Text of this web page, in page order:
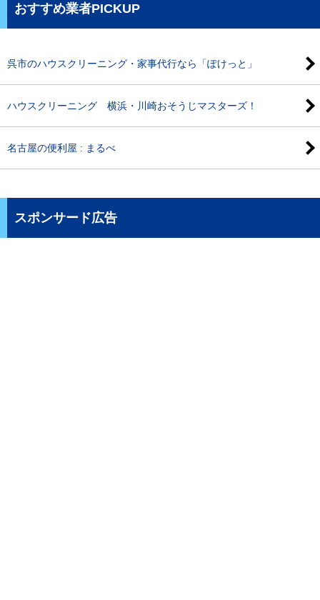
おすすめ業者PICKUP
呉市のハウスクリーニング・家事代行なら「ぽけっと」
ハウスクリーニング 横浜・川崎おそうじマスターズ！
名古屋の便利屋 : まるべ
スポンサード広告